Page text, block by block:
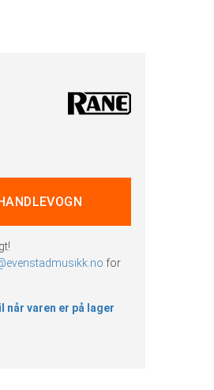
for
når varen er på lager